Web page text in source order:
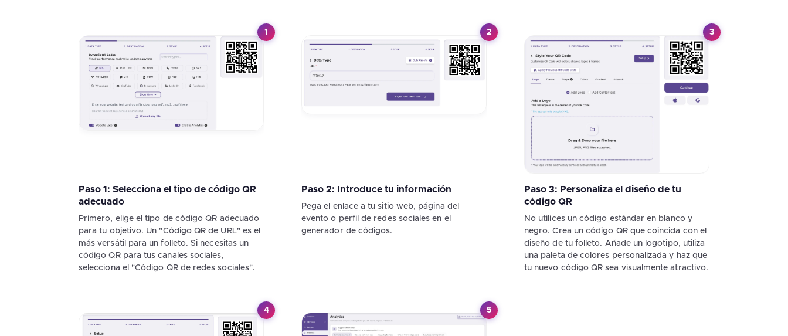
1
Paso 1: Selecciona el tipo de código QR
adecuado
Primero, elige el tipo de código QR adecuado
para tu objetivo. Un "Código QR de URL" es el
más versátil para un folleto. Si necesitas un
código QR para tus canales sociales,
selecciona el "Código QR de redes sociales".
2
Paso 2: Introduce tu información
Pega el enlace a tu sitio web, página del
evento o perfil de redes sociales en el
generador de códigos.
3
Paso 3: Personaliza el diseño de tu
código QR
No utilices un código estándar en blanco y
negro. Crea un código QR que coincida con el
diseño de tu folleto. Añade un logotipo, utiliza
una paleta de colores personalizada y haz que
tu nuevo código QR sea visualmente atractivo.
4 5